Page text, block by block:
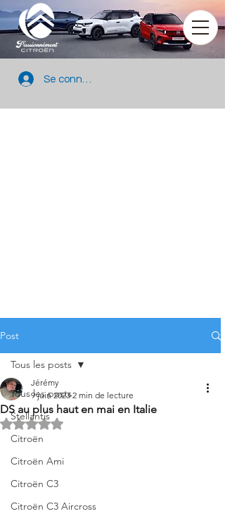
Se connecter
Post
Tous les posts
Stellantis
Citroën
Citroën Ami
Citroën C3
Citroën C3 Aircross
Tous les posts
DS au plus haut en mai en Italie
Jérémy
9 juin 2023 2 min de lecture
Noté NaN étoiles sur 5.